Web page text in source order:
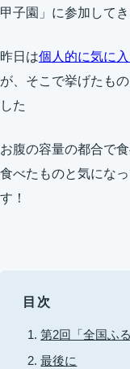
甲子園」に参加してき
昨日は個人的に気に
が、そこで挙げたも
した
お腹の容量の都合で
食べたものと気にな
す！
目次
第2回「全国ふ
最後に